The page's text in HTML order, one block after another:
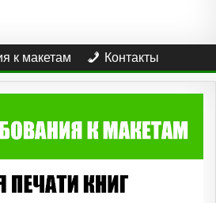
к макетам Контакты